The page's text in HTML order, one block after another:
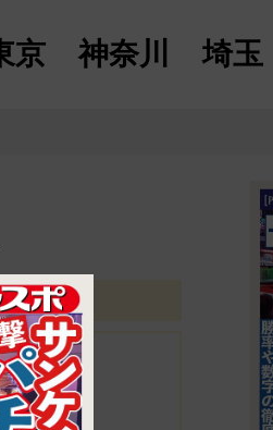
京 神奈川 埼玉